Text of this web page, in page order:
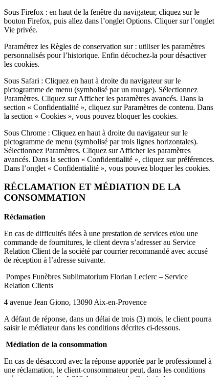
Sous Firefox : en haut de la fenêtre du navigateur, cliquez sur le
bouton Firefox, puis allez dans l’onglet Options. Cliquer sur l’onglet
Vie privée.
Paramétrez les Règles de conservation sur : utiliser les paramètres
personnalisés pour l’historique. Enfin décochez-la pour désactiver
les cookies.
Sous Safari : Cliquez en haut à droite du navigateur sur le
pictogramme de menu (symbolisé par un rouage). Sélectionnez
Paramètres. Cliquez sur Afficher les paramètres avancés. Dans la
section « Confidentialité », cliquez sur Paramètres de contenu. Dans
la section « Cookies », vous pouvez bloquer les cookies.
Sous Chrome : Cliquez en haut à droite du navigateur sur le
pictogramme de menu (symbolisé par trois lignes horizontales).
Sélectionnez Paramètres. Cliquez sur Afficher les paramètres
avancés. Dans la section « Confidentialité », cliquez sur préférences.
Dans l’onglet « Confidentialité », vous pouvez bloquer les cookies.
RÉCLAMATION ET MÉDIATION DE LA
CONSOMMATION
Réclamation
En cas de difficultés liées à une prestation de services et/ou une
commande de fournitures, le client devra s’adresser au Service
Relation Client de la société par courrier recommandé avec accusé
de réception à l’adresse suivante.
Pompes Funèbres Sublimatorium Florian Leclerc – Service
Relation Clients
4 avenue Jean Giono, 13090 Aix-en-Provence
A défaut de réponse, dans un délai de trois (3) mois, le client pourra
saisir le médiateur dans les conditions décrites ci-dessous.
Médiation de la consommation
En cas de désaccord avec la réponse apportée par le professionnel à
une réclamation, le client-consommateur peut, dans les conditions